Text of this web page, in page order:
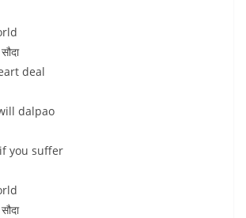
deal
dalpao
you suffer